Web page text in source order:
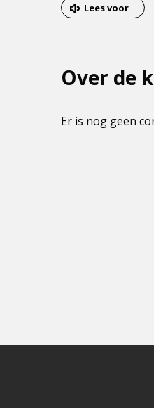
het
Lees voor
Over de
Er is nog geen